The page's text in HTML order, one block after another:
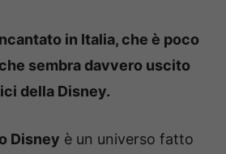
in Italia, che è poco
sembra davvero uscito
della Disney.
Disney è un universo fatto